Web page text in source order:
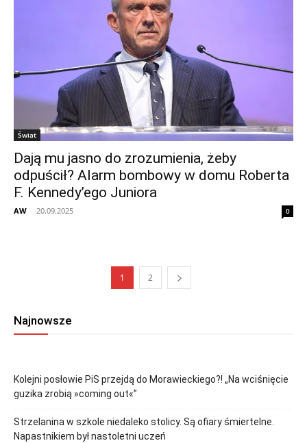
Świat
Dają mu jasno do zrozumienia, żeby
odpuścił? Alarm bombowy w domu Roberta
F. Kennedy’ego Juniora
AW - 20.09.2025 0
1 2
Najnowsze
Kolejni posłowie PiS przejdą do Morawieckiego?! „Na wciśnięcie
guzika zrobią »coming out«”
Strzelanina w szkole niedaleko stolicy. Są ofiary śmiertelne.
Napastnikiem był nastoletni uczeń